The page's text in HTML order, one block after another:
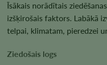
Īsākais norādītais
izšķirošais faktors. Labākā
telpai, klimatam, pieredzei
Ziedošais logs